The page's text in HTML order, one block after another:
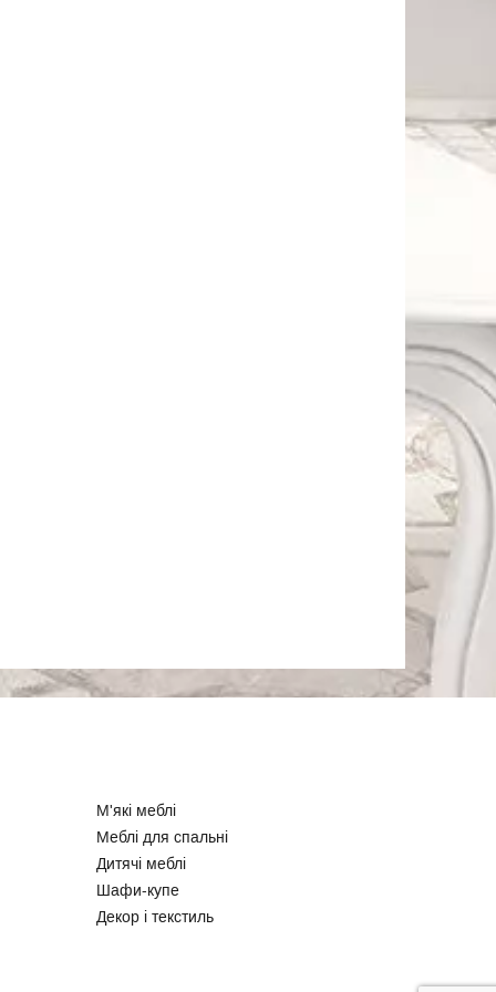
М'які меблі
Меблі для спальні
Дитячі меблі
Шафи-купе
Декор і текстиль